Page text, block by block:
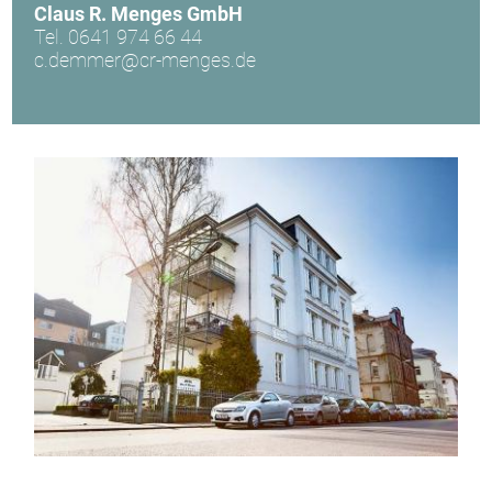
Claus R. Menges GmbH
Tel. 0641 974 66 44
c.demmer@cr-menges.de